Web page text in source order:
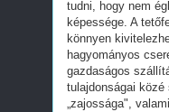
tudni, hogy nem
képessége. A
könnyen
hagyományos
gazdaságos
tulajdonságai közé
„zajossága",